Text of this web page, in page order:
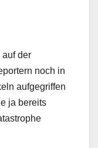
auf der
noch in
aufgegriffen
ja bereits